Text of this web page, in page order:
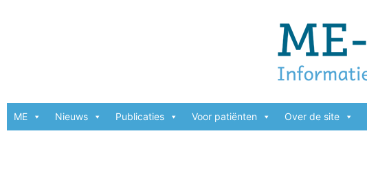
ME Nieuws Publicaties Voor patiënten Over de site